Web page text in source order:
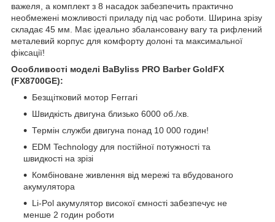
важеля, а комплект з 8 насадок забезпечить практично
необмежені можливості приладу під час роботи. Ширина зрізу
складає 45 мм. Має ідеально збалансовану вагу та рифлений
металевий корпус для комфорту долоні та максимальної
фіксації!
Особливості моделі BaByliss PRO Barber GoldFX
(FX8700GE):
Безщітковий мотор Ferrari
Швидкість двигуна близько 6000 об./хв.
Термін служби двигуна понад 10 000 годин!
EDM Technology для постійної потужності та
швидкості на зрізі
Комбіноване живлення від мережі та вбудованого
акумулятора
Li-Pol акумулятор високої ємності забезпечує не
менше 2 годин роботи